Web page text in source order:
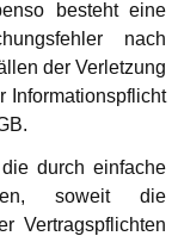
besteht eine
nach
der Verletzung
Informationspflicht
durch einfache
soweit die
Vertragspflichten